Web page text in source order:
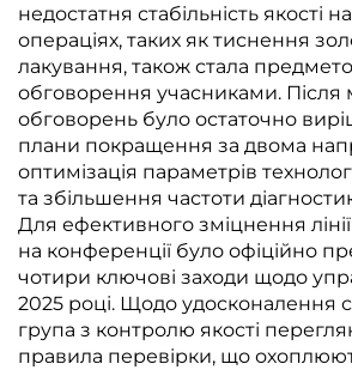
недостатня стабільність якості
операціях, таких як тиснення
лакування, також стала
обговорення учасниками.
обговорень було остаточно
плани покращення за двома
оптимізація параметрів
та збільшення частоти
Для ефективного зміцнення лінії
на конференції було офіційно
чотири ключові заходи щодо
2025 році. Щодо удосконалення
група з контролю якості
правила перевірки, що